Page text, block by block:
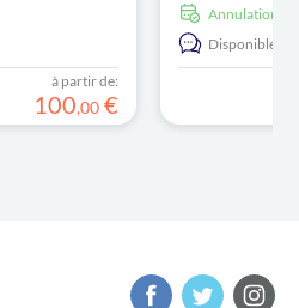
à partir de:
100,00 €
Annulation
Disponible en: